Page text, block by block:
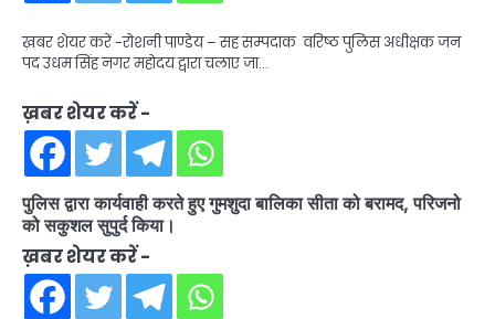
ख़बर शेयर करें -रोशनी पाण्डेय – सह सम्पदाक वरिष्ठ पुलिस अधीक्षक जन
पद उधम सिंह नगर महोदय द्वारा चलाए जा…
ख़बर शेयर करें -
पुलिस द्वारा कार्यवाही करते हुए गुमशुदा बालिका सीता को बरामद, परिजनो
को सकुशल सुपुर्द किया।
ख़बर शेयर करें -